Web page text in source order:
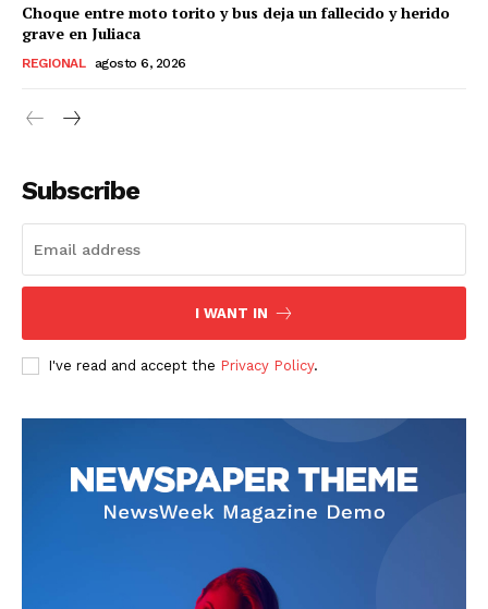
SUSCRIBETE
Diario los Andes
Nosotros
Choque entre moto torito y bus deja un fallecido y herido
grave en Juliaca
REGIONAL agosto 6, 2026
Subscribe
I WANT IN
I've read and accept the Privacy Policy.